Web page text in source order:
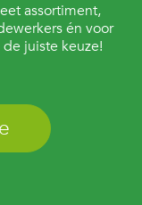
assortiment,
én voor
juiste keuze!